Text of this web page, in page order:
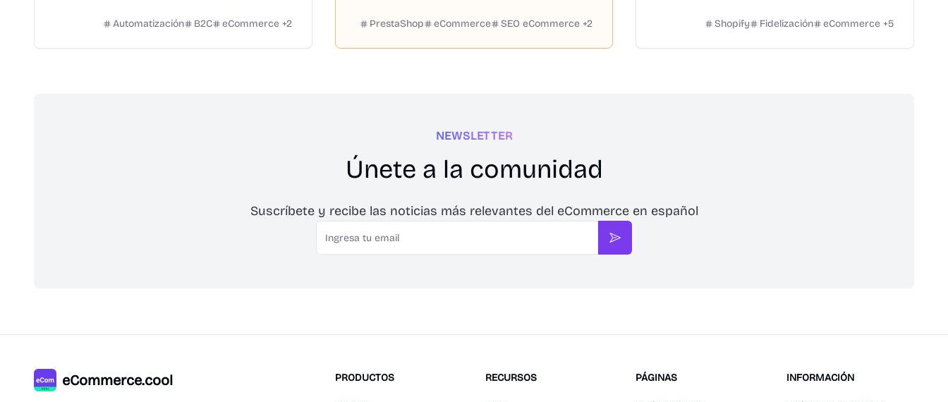
Automatización B2C eCommerce +2 PrestaShop eCommerce SEO eCommerce +2 Shopify Fidelización eCommerce +5
NEWSLETTER
Únete a la comunidad
Suscríbete y recibe las noticias más relevantes del eCommerce en español
Email
Suscribirse
eCommerce.cool PRODUCTOS RECURSOS PÁGINAS INFORMACIÓN